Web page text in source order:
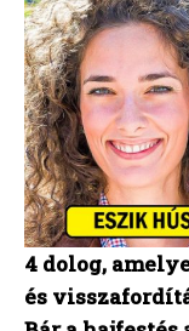
4 dolog,
és